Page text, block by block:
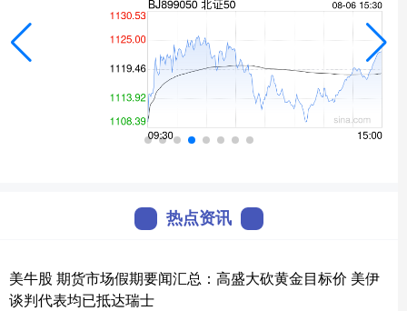
热点资讯
美牛股 期货市场假期要闻汇总：高盛大砍黄金目标价 美伊
谈判代表均已抵达瑞士